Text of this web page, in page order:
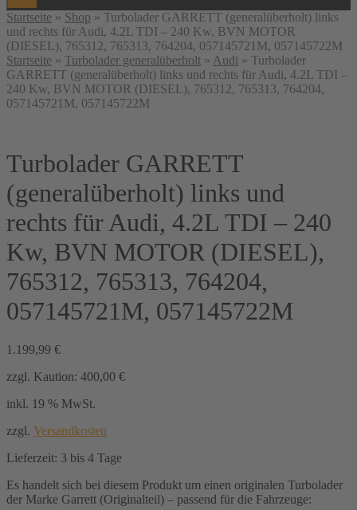
Startseite » Shop » Turbolader GARRETT (generalüberholt) links
und rechts für Audi, 4.2L TDI – 240 Kw, BVN MOTOR
(DIESEL), 765312, 765313, 764204, 057145721M, 057145722M
Startseite » Turbolader generalüberholt » Audi » Turbolader
GARRETT (generalüberholt) links und rechts für Audi, 4.2L TDI –
240 Kw, BVN MOTOR (DIESEL), 765312, 765313, 764204,
057145721M, 057145722M
Turbolader GARRETT
(generalüberholt) links und
rechts für Audi, 4.2L TDI – 240
Kw, BVN MOTOR (DIESEL),
765312, 765313, 764204,
057145721M, 057145722M
1.199,99 €
zzgl. Kaution: 400,00 €
inkl. 19 % MwSt.
zzgl. Versandkosten
Lieferzeit: 3 bis 4 Tage
Es handelt sich bei diesem Produkt um einen originalen Turbolader
der Marke Garrett (Originalteil) – passend für die Fahrzeuge: